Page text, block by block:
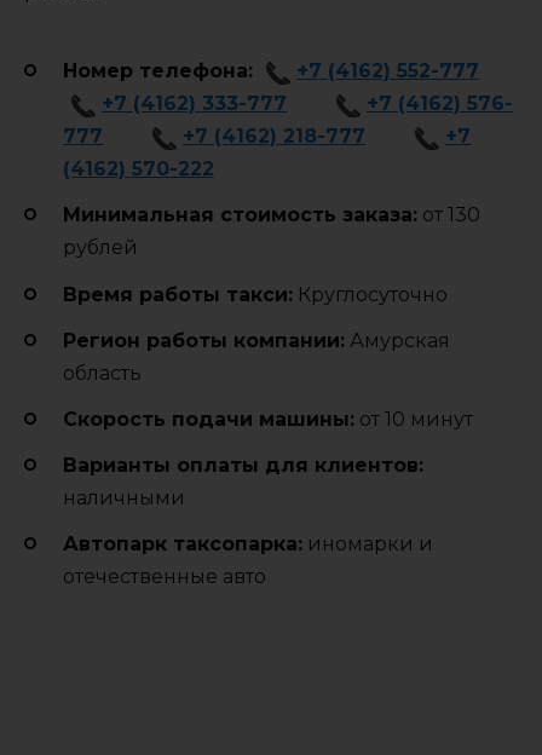
Номер телефона:
+7 (4162) 552-777
+7 (4162) 333-777
+7 (4162) 576-
777
+7 (4162) 218-777
+7
(4162) 570-222
Минимальная стоимость заказа: от 130
рублей
Время работы такси: Круглосуточно
Регион работы компании: Амурская
область
Cкорость подачи машины: от 10 минут
Варианты оплаты для клиентов:
наличными
Автопарк таксопарка: иномарки и
отечественные авто